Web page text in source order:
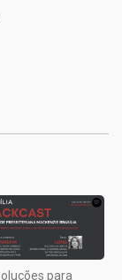
para